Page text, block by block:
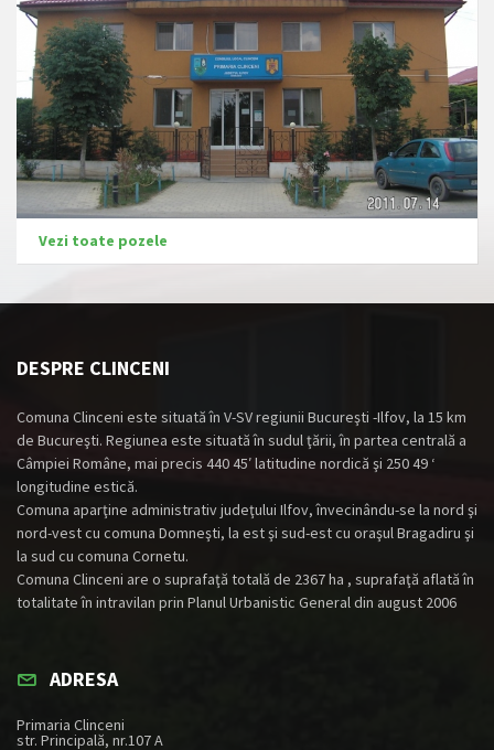
Vezi toate pozele
DESPRE CLINCENI
Comuna Clinceni este situată în V-SV regiunii Bucureşti -Ilfov, la 15 km
de Bucureşti. Regiunea este situată în sudul ţării, în partea centrală a
Câmpiei Române, mai precis 440 45′ latitudine nordică şi 250 49 ‘
longitudine estică.
Comuna aparţine administrativ judeţului Ilfov, învecinându-se la nord şi
nord-vest cu comuna Domneşti, la est şi sud-est cu oraşul Bragadiru şi
la sud cu comuna Cornetu.
Comuna Clinceni are o suprafaţă totală de 2367 ha , suprafaţă aflată în
totalitate în intravilan prin Planul Urbanistic General din august 2006
ADRESA
Primaria Clinceni
str. Principală, nr.107 A